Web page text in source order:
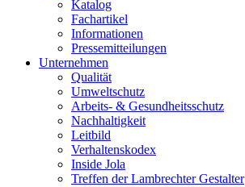
Katalog
Fachartikel
Informationen
Pressemitteilungen
Unternehmen
Qualität
Umweltschutz
Arbeits- & Gesundheitsschutz
Nachhaltigkeit
Leitbild
Verhaltenskodex
Inside Jola
Treffen der Lambrechter Gestalter